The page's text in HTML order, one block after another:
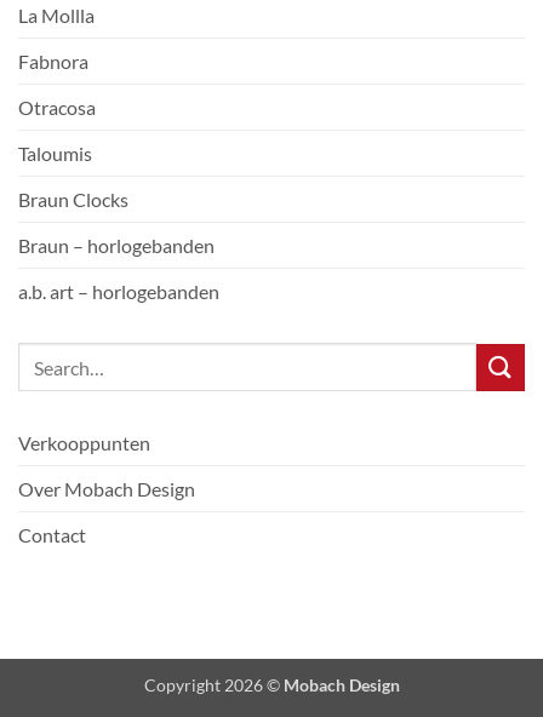
La Mollla
Fabnora
Otracosa
Taloumis
Braun Clocks
Braun – horlogebanden
a.b. art – horlogebanden
Verkooppunten
Over Mobach Design
Contact
Copyright 2026 © Mobach Design